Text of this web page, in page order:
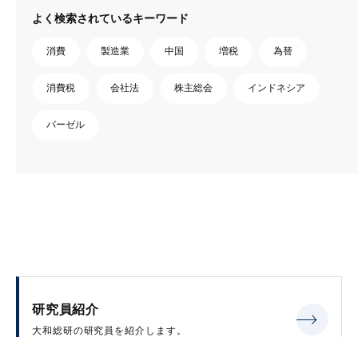
よく検索されているキーワード
消費 製造業 中国 増税 為替
消費税 会社法 株主総会 インドネシア
バーゼル
研究員紹介
大和総研の研究員を紹介します。